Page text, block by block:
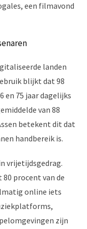
een filmavond
landen
blijkt dat 98
en 75 jaar dagelijks
van 88
betekent dit dat
handbereik is.
vrijetijdsgedrag.
80 procent van de
online iets
zijn